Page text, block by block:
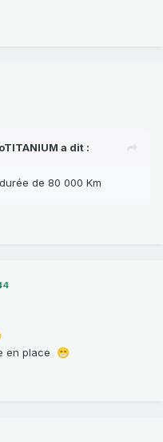
a dit :
de 80 000 Km
en place 😁